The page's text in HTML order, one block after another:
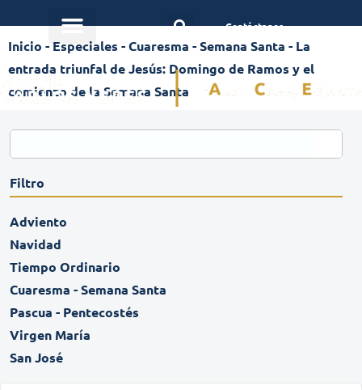
Contáctanos
Inicio - Especiales -Cuaresma - Semana Santa - La
entrada triunfal de Jesús: Domingo de Ramos y el
comienzo de la Semana Santa
Filtro
Adviento
Navidad
Tiempo Ordinario
Cuaresma - Semana Santa
Pascua - Pentecostés
Virgen María
San José